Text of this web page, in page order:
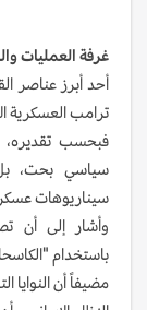
غرفة العمليات
أحد أبرز عناصر
ترامب العسكرية
فبحسب تقديره،
سياسي بحت،
سيناريوهات
وأشار إلى أن
باستخدام
مضيفاً أن النوايا